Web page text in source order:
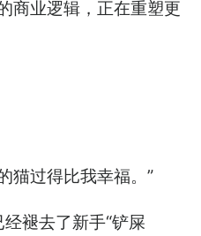
商业逻辑，正在重塑更
猫过得比我幸福。”
褪去了新手“铲屎